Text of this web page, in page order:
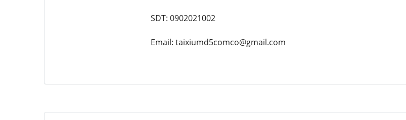
SDT: 0902021002
Email: taixiumd5comco@gmail.com